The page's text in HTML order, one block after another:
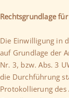
Rechtsgrundlage
Die Einwilligung in
auf Grundlage der
Nr. 3, bzw. Abs. 3
die Durchführung
Protokollierung